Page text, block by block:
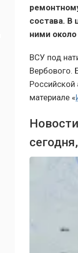
состава. В
ними
ВСУ под
Вербового.
Российской
материале «